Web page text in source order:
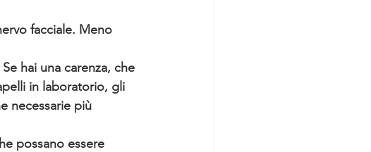
facciale. Meno
hai una carenza, che
in laboratorio, gli
necessarie più
possano essere